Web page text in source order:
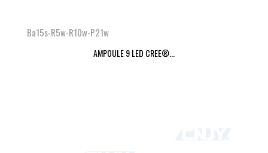
Ba15s-R5w-R10w-P21w
AMPOULE 9 LED CREE®...